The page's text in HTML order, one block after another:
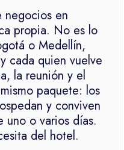
negocios en
propia. No es lo
o Medellín,
cada quien vuelve
la reunión y el
paquete: los
y conviven
uno o varios días.
del hotel.